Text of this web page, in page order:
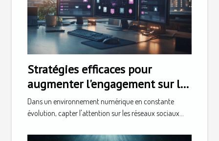
Stratégies efficaces pour
augmenter l'engagement sur les
réseaux sociaux
Dans un environnement numérique en constante
évolution, capter l'attention sur les réseaux sociaux...